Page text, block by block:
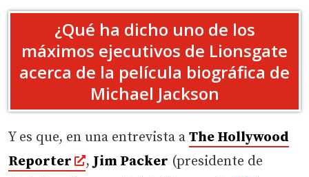
¿Qué ha dicho uno de los
máximos ejecutivos de Lionsgate
acerca de la película biográfica de
Michael Jackson
Y es que, en una entrevista a The Hollywood
Reporter
, Jim Packer (presidente de